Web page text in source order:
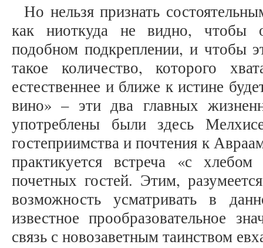
Но нельзя признать
как ниоткуда не видно, чтобы
подобном подкреплении, и чтобы
такое количество, которого
естественнее и ближе к истине
вино» – эти два главных
употреблены были здесь
гостеприимства и почтения к
практикуется встреча «с
почетных гостей. Этим,
возможность усматривать в
известное прообразовательное
связь с новозаветным таинством